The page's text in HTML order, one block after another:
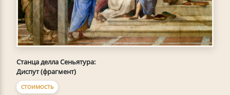
Станца делла Сеньятура:
Диспут (фрагмент)
СТОИМОСТЬ